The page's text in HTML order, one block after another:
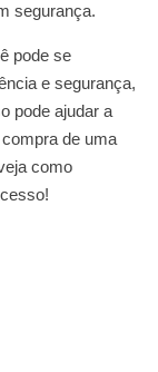
segurança.
pode se
e segurança,
pode ajudar a
de uma
como